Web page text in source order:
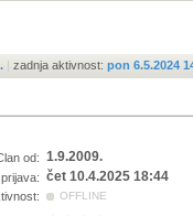
| zadnja aktivnost: pon 6.5.2024
od: 1.9.2009.
čet 10.4.2025 18:44
OFFLINE